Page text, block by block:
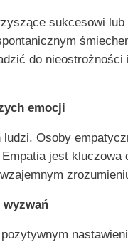
sukcesowi lub
do nieostrożności
emocji
Osoby
jest kluczowa
wyzwań